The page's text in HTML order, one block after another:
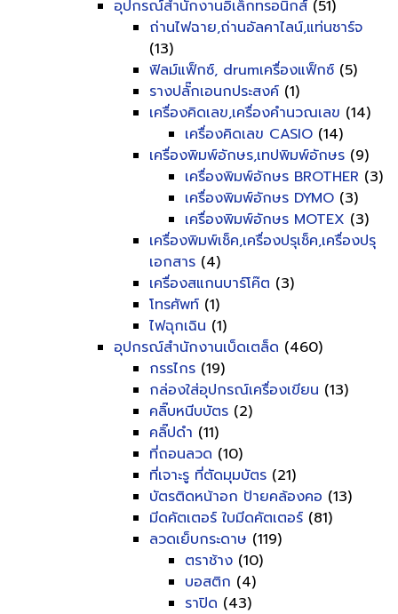
อุปกรณ์สำนักงานอิเล็กทรอนิกส์ (51)
ถ่านไฟฉาย,ถ่านอัลคาไลน์,แท่นชาร์จ
(13)
ฟิลม์แฟ็กซ์, drumเครื่องแฟ็กซ์ (5)
รางปลั๊กเอนกประสงค์ (1)
เครื่องคิดเลข,เครื่องคำนวณเลข (14)
เครื่องคิดเลข CASIO (14)
เครื่องพิมพ์อักษร,เทปพิมพ์อักษร (9)
เครื่องพิมพ์อักษร BROTHER (3)
เครื่องพิมพ์อักษร DYMO (3)
เครื่องพิมพ์อักษร MOTEX (3)
เครื่องพิมพ์เช็ค,เครื่องปรุเช็ค,เครื่องปรุ
เอกสาร (4)
เครื่องสแกนบาร์โค๊ต (3)
โทรศัพท์ (1)
ไฟฉุกเฉิน (1)
อุปกรณ์สำนักงานเบ็ดเตล็ด (460)
กรรไกร (19)
กล่องใส่อุปกรณ์เครื่องเขียน (13)
คลิ๊บหนีบบัตร (2)
คลิ๊ปดำ (11)
ที่ถอนลวด (10)
ที่เจาะรู ที่ตัดมุมบัตร (21)
บัตรติดหน้าอก ป้ายคล้องคอ (13)
มีดคัตเตอร์ ใบมีดคัตเตอร์ (81)
ลวดเย็บกระดาษ (119)
ตราช้าง (10)
บอสติก (4)
ราปิด (43)